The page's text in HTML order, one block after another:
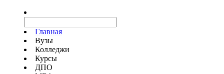
Главная
Вузы
Колледжи
Курсы
ДПО